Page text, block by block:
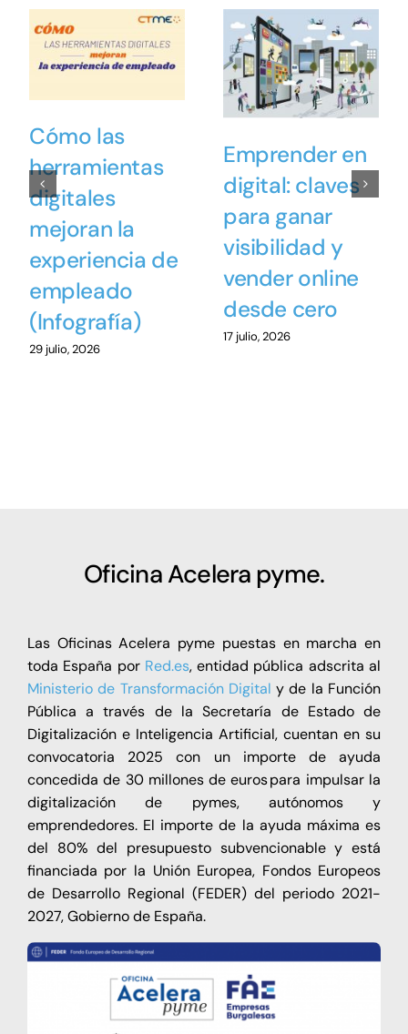
Cómo las
herramientas
digitales
mejoran la
experiencia de
empleado
(Infografía)
29 julio, 2026
Emprender en
digital: claves
para ganar
visibilidad y
vender online
desde cero
17 julio, 2026
Oficina Acelera pyme.
Las Oficinas Acelera pyme puestas en marcha en
toda España por Red.es, entidad pública adscrita al
Ministerio de Transformación Digital y de la Función
Pública a través de la Secretaría de Estado de
Digitalización e Inteligencia Artificial, cuentan en su
convocatoria 2025 con un importe de ayuda
concedida de 30 millones de euros para impulsar la
digitalización de pymes, autónomos y
emprendedores. El importe de la ayuda máxima es
del 80% del presupuesto subvencionable y está
financiada por la Unión Europea, Fondos Europeos
de Desarrollo Regional (FEDER) del periodo 2021-
2027, Gobierno de España.